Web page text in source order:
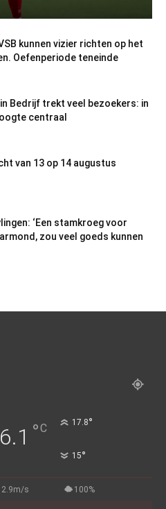
kunnen vizier richten op het
Oefenperiode teneinde
Bedrijf trekt veel bezoekers: in
centraal
van 13 op 14 augustus
‘Een stamkroeg voor
zou veel goeds kunnen
°C 17.8°
15°
2.9m/s 100%